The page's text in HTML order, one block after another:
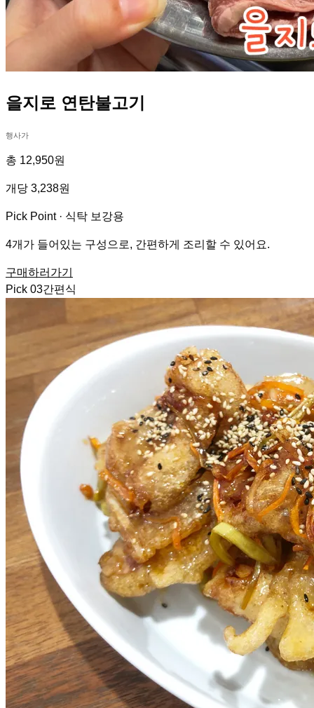
을지로 연탄불고기
행사가
총 12,950원
개당 3,238원
Pick Point · 식탁 보강용
4개가 들어있는 구성으로, 간편하게 조리할 수 있어요.
구매하러가기
Pick 03간편식